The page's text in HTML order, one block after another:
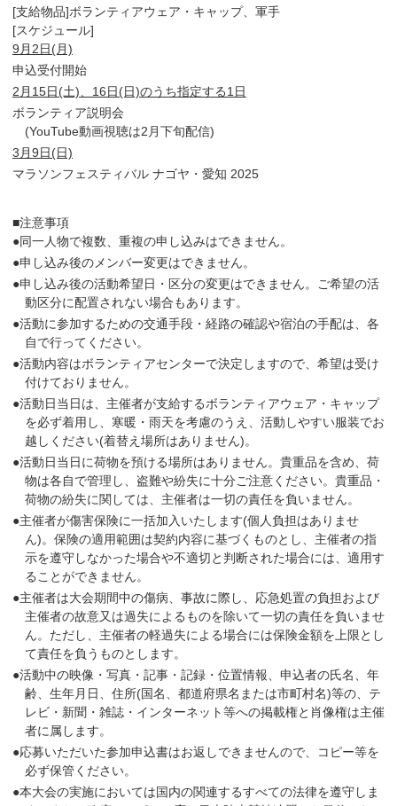
[支給物品]ボランティアウェア・キャップ、軍手
[スケジュール]
9月2日(月)
申込受付開始
2月15日(土)、16日(日)のうち指定する1日
ボランティア説明会
(YouTube動画視聴は2月下旬配信)
3月9日(日)
マラソンフェスティバル ナゴヤ・愛知 2025
■注意事項
●同一人物で複数、重複の申し込みはできません。
●申し込み後のメンバー変更はできません。
●申し込み後の活動希望日・区分の変更はできません。ご希望の活
動区分に配置されない場合もあります。
●活動に参加するための交通手段・経路の確認や宿泊の手配は、各
自で行ってください。
●活動内容はボランティアセンターで決定しますので、希望は受け
付けておりません。
●活動日当日は、主催者が支給するボランティアウェア・キャップ
を必ず着用し、寒暖・雨天を考慮のうえ、活動しやすい服装でお
越しください(着替え場所はありません)。
●活動日当日に荷物を預ける場所はありません。貴重品を含め、荷
物は各自で管理し、盗難や紛失に十分ご注意ください。貴重品・
荷物の紛失に関しては、主催者は一切の責任を負いません。
●主催者が傷害保険に一括加入いたします(個人負担はありませ
ん)。保険の適用範囲は契約内容に基づくものとし、主催者の指
示を遵守しなかった場合や不適切と判断された場合には、適用す
ることができません。
●主催者は大会期間中の傷病、事故に際し、応急処置の負担および
主催者の故意又は過失によるものを除いて一切の責任を負いませ
ん。ただし、主催者の軽過失による場合には保険金額を上限とし
て責任を負うものとします。
●活動中の映像・写真・記事・記録・位置情報、申込者の氏名、年
齢、生年月日、住所(国名、都道府県名または市町村名)等の、テ
レビ・新聞・雑誌・インターネット等への掲載権と肖像権は主催
者に属します。
●応募いただいた参加申込書はお返しできませんので、コピー等を
必ず保管ください。
●本大会の実施においては国内の関連するすべての法律を遵守しま